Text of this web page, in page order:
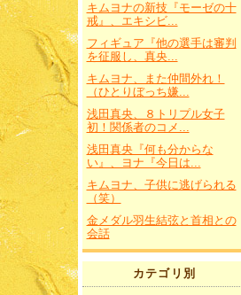
キムヨナの新技『モーゼの十
戒』、エキシビ...
フィギュア『他の選手は審判
を征服し、真央...
キムヨナ、また仲間外れ！
（ひとりぼっち嫌...
浅田真央、８トリプル女子
初！関係者のコメ...
浅田真央『何も分からな
い』、ヨナ『今日は...
キムヨナ、子供に逃げられる
（笑）
金メダル羽生結弦と首相との
会話
カテゴリ別